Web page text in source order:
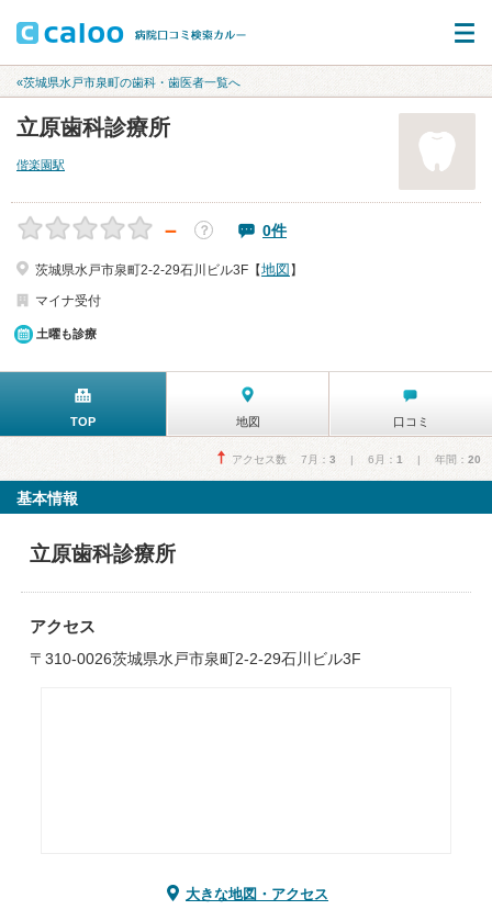
«茨城県水戸市泉町の歯科・歯医者一覧へ
立原歯科診療所
偕楽園駅
－ ？ 0件
茨城県水戸市泉町2-2-29石川ビル3F【地図 】
マイナ受付
土曜も診療
TOP 地図 口コミ
アクセス数 7月： 3 | 6月： 1 | 年間： 20
基本情報
立原歯科診療所
アクセス
〒310-0026茨城県水戸市泉町2-2-29石川ビル3F
大きな地図・アクセス